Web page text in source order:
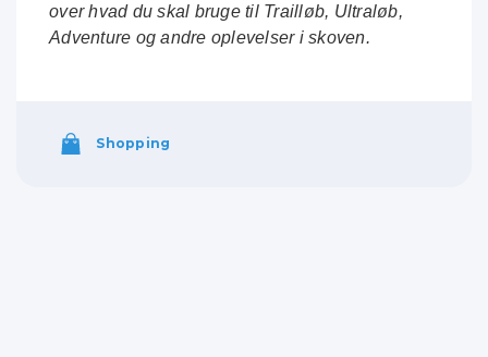
over hvad du skal bruge til Trailløb, Ultraløb,
Adventure og andre oplevelser i skoven.
Shopping